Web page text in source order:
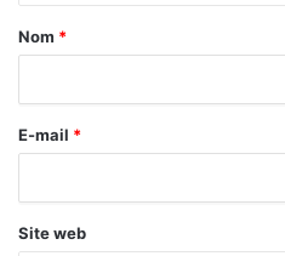
a
r
e
Nom *
E-mail *
Site web